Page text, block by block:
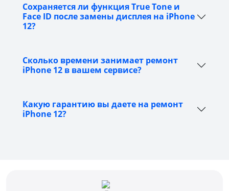
Сохраняется ли функция True Tone и
Face ID после замены дисплея на iPhone
12?
Сколько времени занимает ремонт
iPhone 12 в вашем сервисе?
Какую гарантию вы даете на ремонт
iPhone 12?